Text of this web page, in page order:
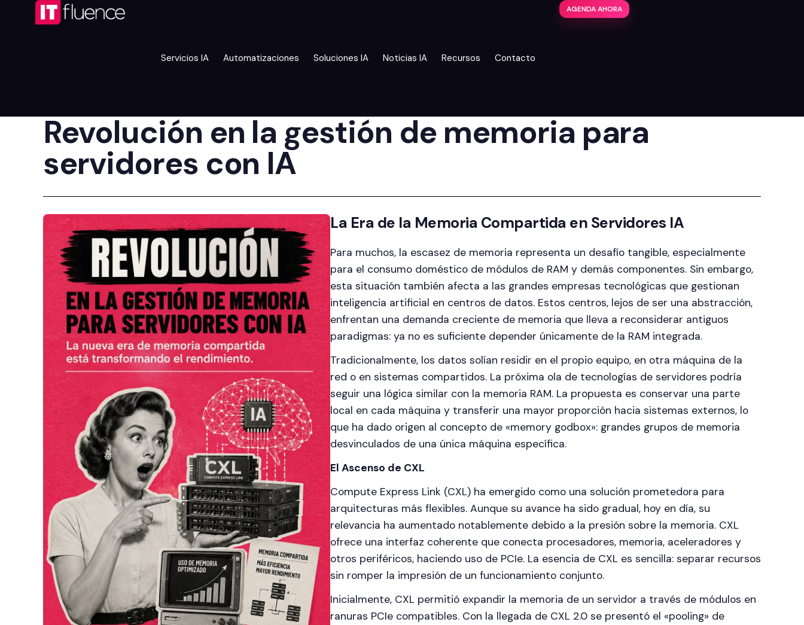
Servicios IA Automatizaciones Soluciones IA Noticias IA Recursos Contacto
AGENDA AHORA
Revolución en la gestión de memoria para
servidores con IA
La Era de la Memoria Compartida en Servidores IA
Para muchos, la escasez de memoria representa un desafío tangible, especialmente
para el consumo doméstico de módulos de RAM y demás componentes. Sin embargo,
esta situación también afecta a las grandes empresas tecnológicas que gestionan
inteligencia artificial en centros de datos. Estos centros, lejos de ser una abstracción,
enfrentan una demanda creciente de memoria que lleva a reconsiderar antiguos
paradigmas: ya no es suficiente depender únicamente de la RAM integrada.
Tradicionalmente, los datos solían residir en el propio equipo, en otra máquina de la
red o en sistemas compartidos. La próxima ola de tecnologías de servidores podría
seguir una lógica similar con la memoria RAM. La propuesta es conservar una parte
local en cada máquina y transferir una mayor proporción hacia sistemas externos, lo
que ha dado origen al concepto de «memory godbox»: grandes grupos de memoria
desvinculados de una única máquina específica.
El Ascenso de CXL
Compute Express Link (CXL) ha emergido como una solución prometedora para
arquitecturas más flexibles. Aunque su avance ha sido gradual, hoy en día, su
relevancia ha aumentado notablemente debido a la presión sobre la memoria. CXL
ofrece una interfaz coherente que conecta procesadores, memoria, aceleradores y
otros periféricos, haciendo uso de PCIe. La esencia de CXL es sencilla: separar recursos
sin romper la impresión de un funcionamiento conjunto.
Inicialmente, CXL permitió expandir la memoria de un servidor a través de módulos en
ranuras PCIe compatibles. Con la llegada de CXL 2.0 se presentó el «pooling» de